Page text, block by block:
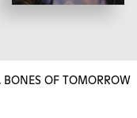
BONES OF TOMORROW